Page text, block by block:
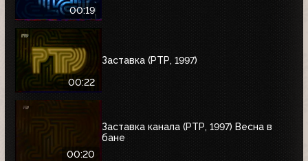
00:19
00:22
Заставка (РТР, 1997)
00:20
Заставка канала (РТР, 1997) Весна в
бане